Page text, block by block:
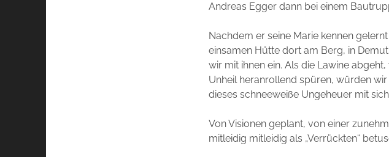
Andreas Egger dann bei einem
Nachdem er seine Marie kennen
einsamen Hütte dort am Berg, in
wir mit ihnen ein. Als die Lawine
Unheil heranrollend spüren, würden
dieses schneeweiße Ungeheuer mit
Von Visionen geplant, von einer
mitleidig mitleidig als „Verrückten“